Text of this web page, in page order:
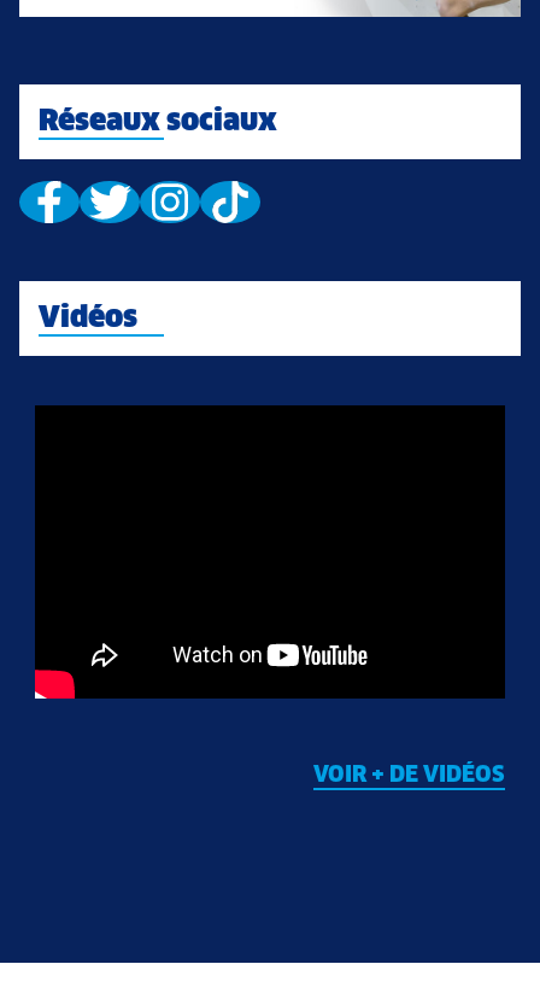
Réseaux sociaux
Vidéos
VOIR + DE VIDÉOS